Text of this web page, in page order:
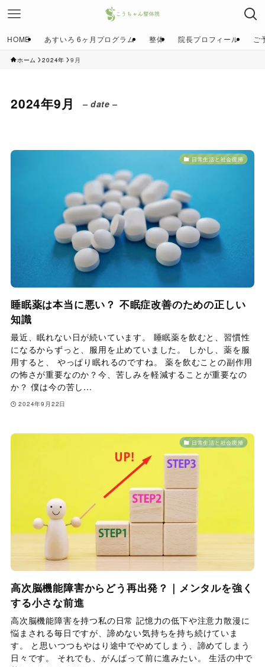
HOME あすいろ 6ヶ月プログラム 整体 院長プロフィール ご
ホーム 2024年 9月
2024年9月 – date –
日常生活と社会復帰
睡眠薬は本当に悪い？ 不眠症改善のための正しい
知識
最近、眠れない日が続いています。 睡眠薬を飲むと、習慣性
になるからずっと、服用を止めていました。 しかし、薬を服
用すると、 やっぱり眠れるのですね。 薬を飲むことの副作用
の怖さが重要なのか？今、苦しみを軽減することが重要なの
か？ 僕は今の苦し...
2024年9月22日
日常生活と社会復帰
高次脳機能障害からどう再出発？｜メンタルを強く
する小さな前進
高次脳機能障害を持つ私の日常 記憶力の低下や注意力散漫に
悩まされる毎日ですが、諦めない気持ちを持ち続けていま
す。 と思いつつもやはり途中でやめてしまう、諦めてしまう
日々です。 それでも、がんばって前に進みたい。 生活の中で